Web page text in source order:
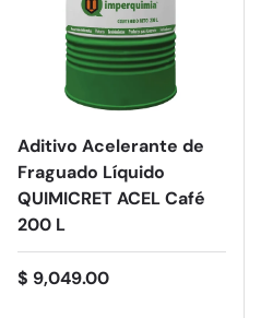
Aditivo Acelerante de
Fraguado Líquido
QUIMICRET ACEL Café
200 L
Precio normal
$ 9,049.00